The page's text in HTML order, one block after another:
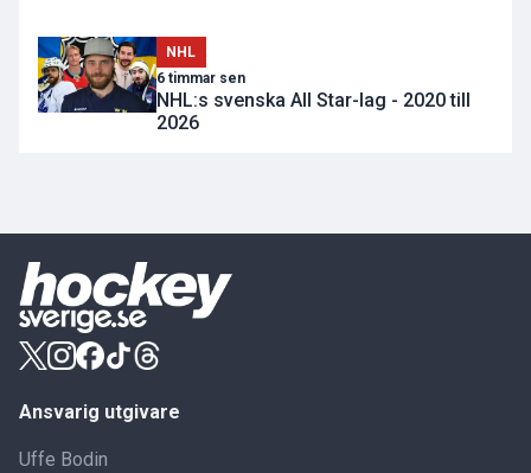
NHL
6 timmar sen
NHL:s svenska All Star-lag - 2020 till
2026
Ansvarig utgivare
Uffe Bodin